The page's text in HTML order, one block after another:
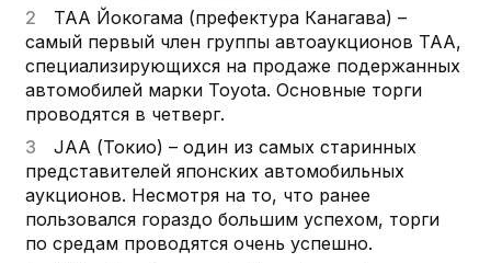
TAA Йокогама (префектура Канагава) –
самый первый член группы автоаукционов ТАА,
специализирующихся на продаже подержанных
автомобилей марки Toyota. Основные торги
проводятся в четверг.
JAA (Токио) – один из самых старинных
представителей японских автомобильных
аукционов. Несмотря на то, что ранее
пользовался гораздо большим успехом, торги
по средам проводятся очень успешно.